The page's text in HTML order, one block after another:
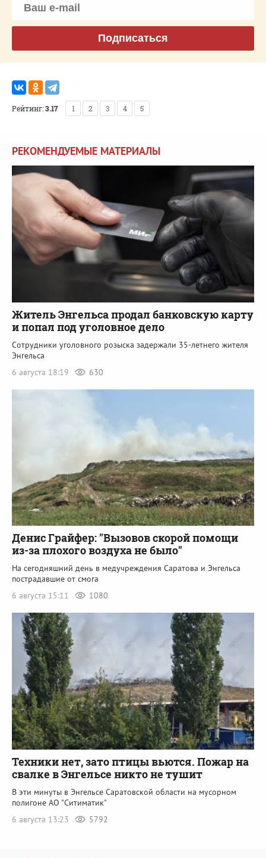
Подписаться
Рейтинг:3.17 1 2 3 4 5
РЕКОМЕНДУЕМЫЕ МАТЕРИАЛЫ
Житель Энгельса продал банковскую карту
и попал под уголовное дело
Сотрудники уголовного розыска задержали 35-летнего жителя
Энгельса
6 августа 18:19
630
Денис Грайфер: "Вызовов скорой помощи
из-за плохого воздуха не было"
На сегодняшний день в медучреждения Саратова и Энгельса
пострадавшие от смога
6 августа 15:11
1080
Техники нет, зато птицы вьются. Пожар на
свалке в Энгельсе никто не тушит
В эти минуты в Энгельсе Саратовской области на мусорном
полигоне АО "Ситиматик"
6 августа 13:23
5792